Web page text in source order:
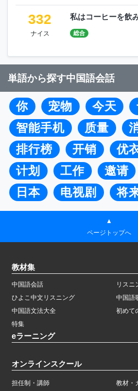
332
ナイス
私はコーヒーを飲
総合
単語から探す中国語会話
你 宠物 今天
智能手机
质量
排行榜
开销 优
计划
工作 邀请
日本
电视剧 将
▲
ページトップへ
教材集
中国語会話
リスニ
ひよこ中文リスニング
中国語
中国語文法大全
初めて
特集
eラーニング
オンラインスクール
担任制・講師 教材・